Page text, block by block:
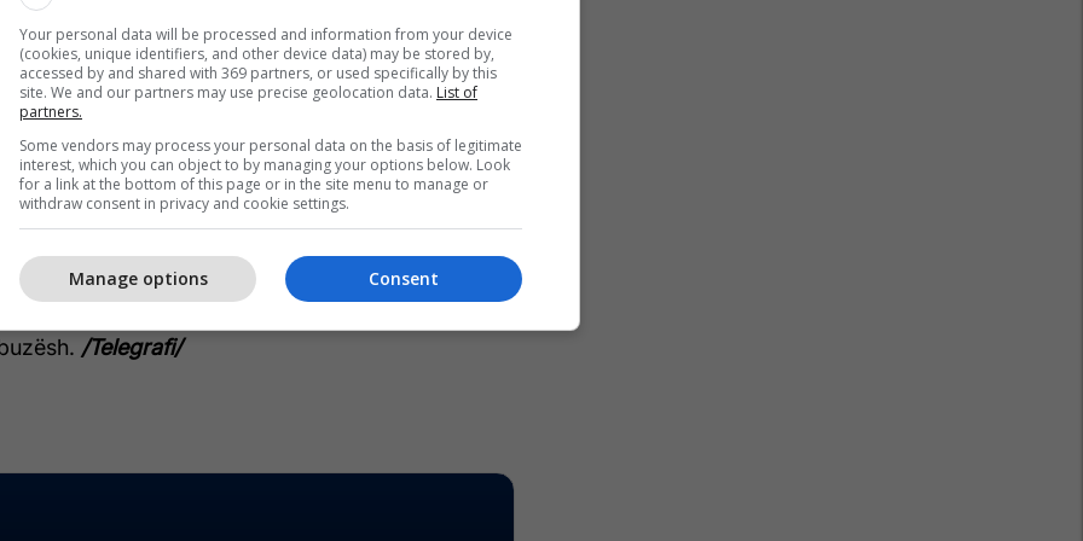
without the pain!! Ib: @carsynnlovee
#makeuphacks #biggerlipsnaturally #lipstickhack
që ju të vizatoni vetëm harkun në buzën e
midis hundës dhe buzës së sipërme. Më pas,
pak "në" në anët e buzëve tuaja, përpara se
vetëm në qendër, dhe jo në anë. Kjo në
duken më të zbehta dhe më të mëdha në mes në
theksuar buzën e sipërme, gjë që mund të
/Telegrafi/
Your personal data will be processed and information from your device
(cookies, unique identifiers, and other device data) may be stored by,
accessed by and shared with 369 partners, or used specifically by this
site. We and our partners may use precise geolocation data. List of
partners.
Some vendors may process your personal data on the basis of legitimate
interest, which you can object to by managing your options below. Look
for a link at the bottom of this page or in the site menu to manage or
withdraw consent in privacy and cookie settings.
Consent
Manage options